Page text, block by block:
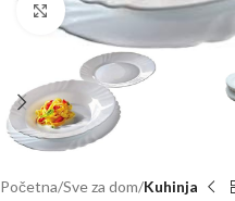
Click to enlarge
Početna Sve za dom Kuhinja